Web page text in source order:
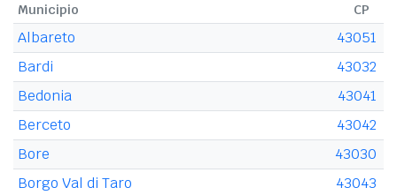
Municipio CP
Albareto
43051
Bardi
43032
Bedonia
43041
Berceto
43042
Bore
43030
Borgo Val di Taro
43043